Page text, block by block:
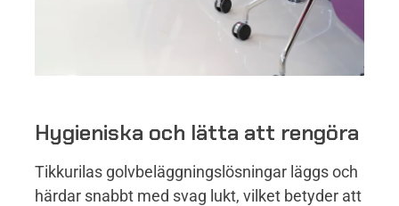
Hygieniska och lätta att rengöra
Tikkurilas golvbeläggningslösningar läggs och
härdar snabbt med svag lukt, vilket betyder att